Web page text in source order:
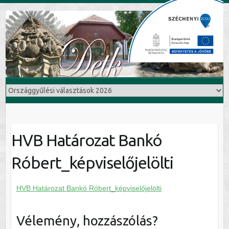
HVB Határozat Bankó
Róbert_képviselőjelölti
HVB Határozat Bankó Róbert_képviselőjelölti
Vélemény, hozzászólás?